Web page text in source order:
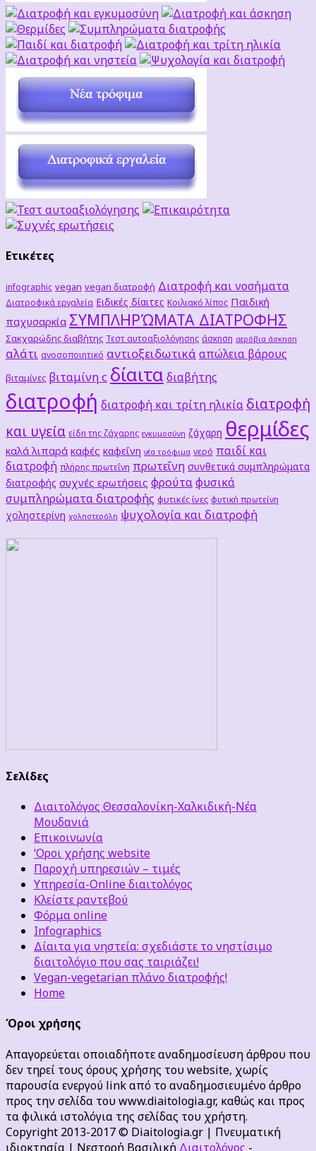
Ετικέτες
infographic vegan vegan διατροφή Διατροφή και νοσήματα
Διατροφικά εργαλεία Ειδικές δίαιτες Κοιλιακό λίπος Παιδική
παχυσαρκία ΣΥΜΠΛΗΡΏΜΑΤΑ ΔΙΑΤΡΟΦΗΣ
Σακχαρώδης διαβήτης Τεστ αυτοαξιολόγησης άσκηση αερόβια άσκηση
αλάτι ανοσοποιητικό αντιοξειδωτικά απώλεια βάρους
βιταμίνες βιταμίνη c δίαιτα διαβήτης
διατροφή διατροφή και τρίτη ηλικία διατροφή
και υγεία είδη της ζάχαρης εγκυμοσύνη ζάχαρη θερμίδες
καλά λιπαρά καφές καφεΐνη νέα τρόφιμα νερό παιδί και
διατροφή πλήρης πρωτεΐνη πρωτεΐνη συνθετικά συμπληρώματα
διατροφής συχνές ερωτήσεις φρούταφυσικά
συμπληρώματα διατροφής φυτικές ίνες φυτική πρωτείνη
χοληστερίνη χοληστερόλη ψυχολογία και διατροφή
Σελίδες
Διαιτολόγος Θεσσαλονίκη-Χαλκιδική-Νέα
Μουδανιά
Επικοινωνία
‘Οροι χρήσης website
Παροχή υπηρεσιών – τιμές
Υπηρεσία-Online διαιτολόγος
Κλείστε ραντεβού
Φόρμα online
Infographics
Δίαιτα για νηστεία: σχεδιάστε το νηστίσιμο
διαιτολόγιο που σας ταιριάζει!
Vegan-vegetarian πλάνο διατροφής!
Home
Όροι χρήσης
Απαγορεύεται οποιαδήποτε αναδημοσίευση άρθρου που
δεν τηρεί τους όρους χρήσης του website, χωρίς
παρουσία ενεργού link από το αναδημοσιευμένο άρθρο
προς την σελίδα του www.diaitologia.gr, καθώς και προς
τα φιλικά ιστολόγια της σελίδας του χρήστη.
Copyright 2013-2017 © Diaitologia.gr | Πνευματική
ιδιοκτησία | Νεστορή Βασιλική Διαιτολόγος -